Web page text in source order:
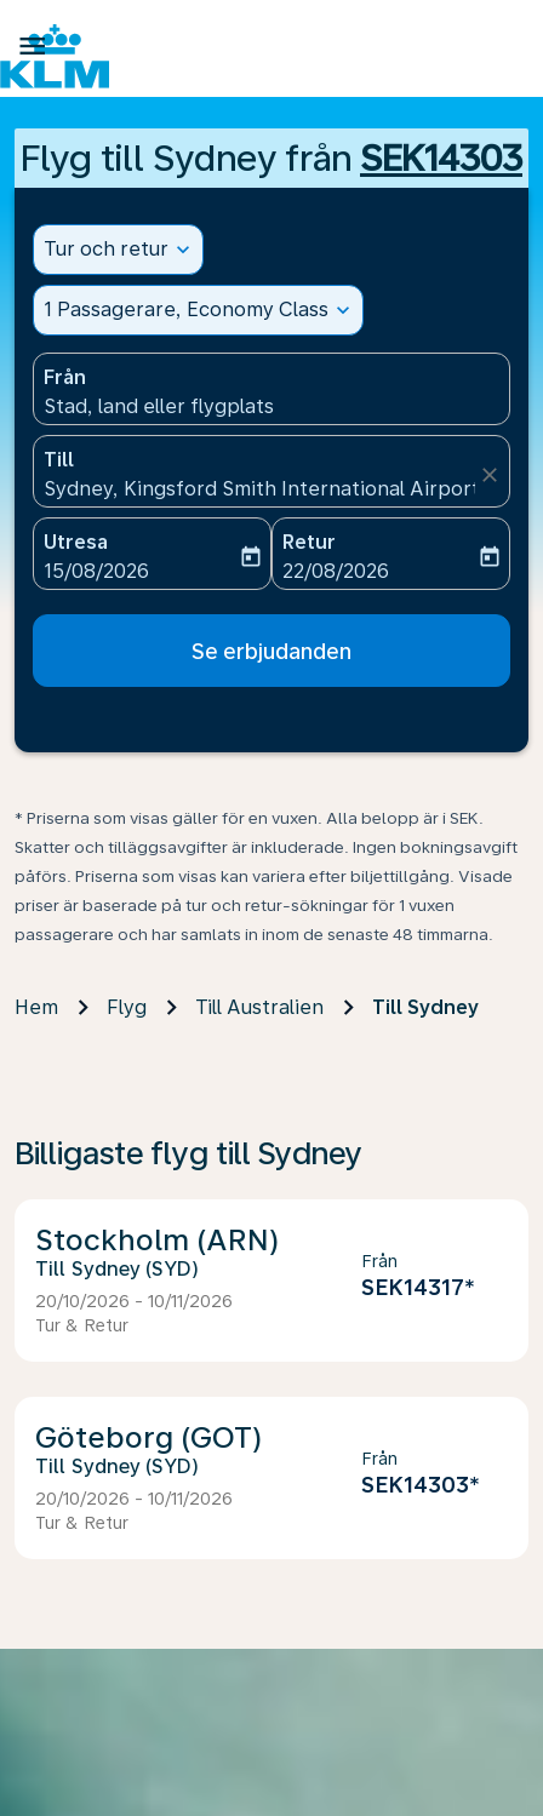

Flyg till Sydney från SEK14303
Tur och retur expand_more
1 Passagerare, Economy Class expand_more
Från
Stad, land eller flygplats
Till
Sydney, Kingsford Smith International
close
Utresa
fc-booking-departure-date-aria-label
15/08/2026
today
Retur
fc-booking-return-date-
22/08/2026
today
Se erbjudanden
* Priserna som visas gäller för en vuxen. Alla belopp är i SEK.
Skatter och tilläggsavgifter är inkluderade. Ingen bokningsavgift
påförs. Priserna som visas kan variera efter biljettillgång. Visade
priser är baserade på tur och retur-sökningar för 1 vuxen
passagerare och har samlats in inom de senaste 48 timmarna.
Hem Flyg Till Australien Till Sydney
Billigaste flyg till Sydney
Stockholm (ARN)
Sydney (SYD)
20/10/2026 - 10/11/2026
Tur & Retur
Från
SEK14317*
Göteborg (GOT)
Sydney (SYD)
20/10/2026 - 10/11/2026
Tur & Retur
Från
SEK14303*